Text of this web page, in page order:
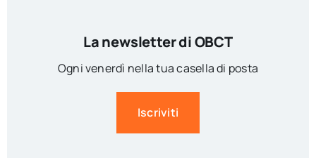
La newsletter di OBCT
Ogni venerdì nella tua casella di posta
Iscriviti